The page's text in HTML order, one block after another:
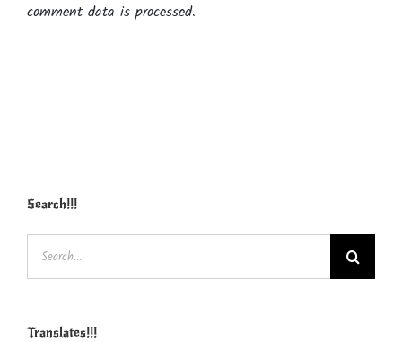
comment data is processed.
Search!!!
Search
Translates!!!